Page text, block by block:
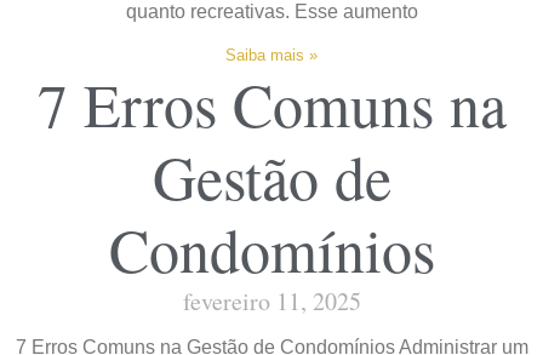
quanto recreativas. Esse aumento
Saiba mais »
7 Erros Comuns na
Gestão de
Condomínios
fevereiro 11, 2025
7 Erros Comuns na Gestão de Condomínios Administrar um